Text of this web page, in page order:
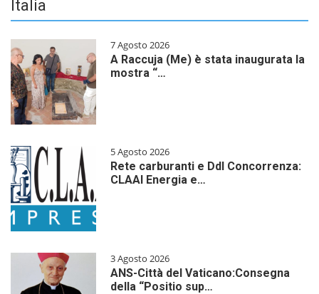
Italia
7 Agosto 2026
A Raccuja (Me) è stata inaugurata la
mostra “…
5 Agosto 2026
Rete carburanti e Ddl Concorrenza:
CLAAI Energia e…
3 Agosto 2026
ANS-Città del Vaticano:Consegna
della “Positio sup…